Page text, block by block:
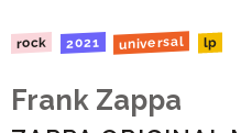
rock 2021 universal lp
Frank Zappa